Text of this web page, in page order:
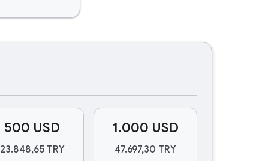
500 USD
23.848,65 TRY
1.000 USD
47.697,30 TRY